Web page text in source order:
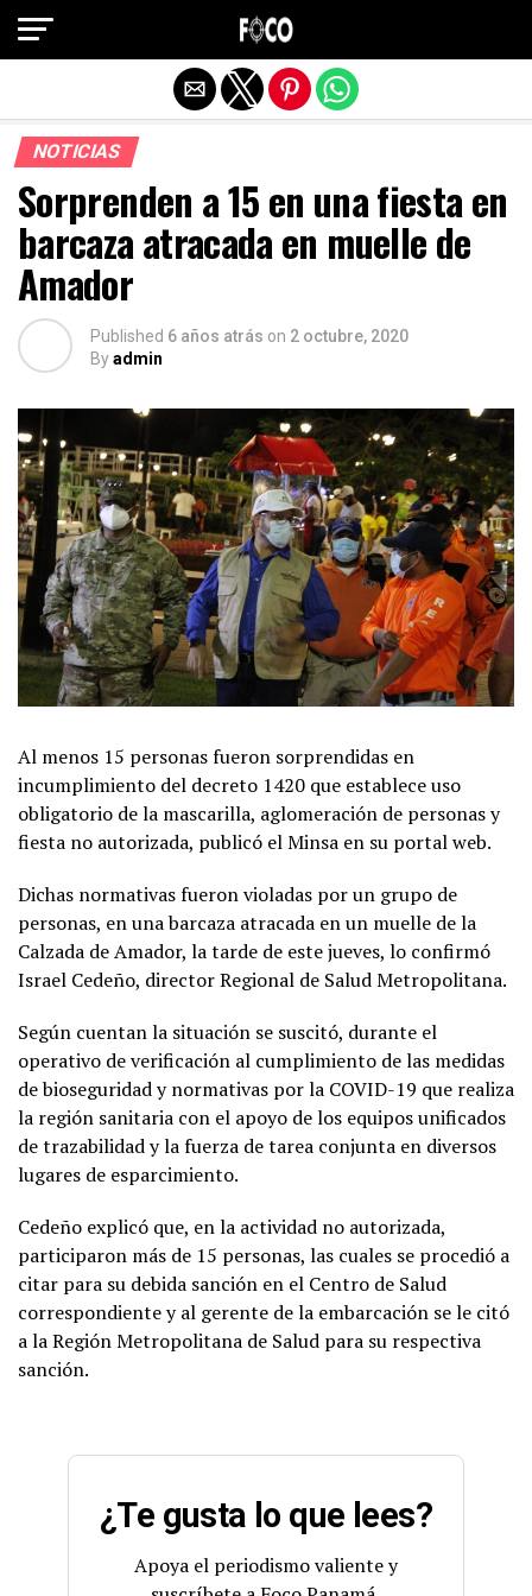
NOTICIAS
Sorprenden a 15 en una fiesta en
barcaza atracada en muelle de
Amador
Published 6 años atrás on 2 octubre, 2020
Byadmin
Al menos 15 personas fueron sorprendidas en
incumplimiento del decreto 1420 que establece uso
obligatorio de la mascarilla, aglomeración de personas y
fiesta no autorizada, publicó el Minsa en su portal web.
Dichas normativas fueron violadas por un grupo de
personas, en una barcaza atracada en un muelle de la
Calzada de Amador, la tarde de este jueves, lo confirmó
Israel Cedeño, director Regional de Salud Metropolitana.
Según cuentan la situación se suscitó, durante el
operativo de verificación al cumplimiento de las medidas
de bioseguridad y normativas por la COVID-19 que realiza
la región sanitaria con el apoyo de los equipos unificados
de trazabilidad y la fuerza de tarea conjunta en diversos
lugares de esparcimiento.
Cedeño explicó que, en la actividad no autorizada,
participaron más de 15 personas, las cuales se procedió a
citar para su debida sanción en el Centro de Salud
correspondiente y al gerente de la embarcación se le citó
a la Región Metropolitana de Salud para su respectiva
sanción.
¿Te gusta lo que lees?
Apoya el periodismo valiente y
Salir de la versión móvil